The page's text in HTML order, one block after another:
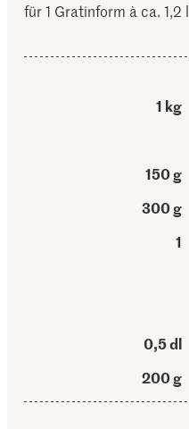
für 1 Gratinform à ca. 1,2 l
1 kg
150 g
300 g
1
0,5 dl
200 g